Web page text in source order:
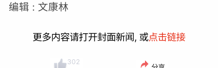
编辑 : 文康林
更多内容请打开封面新闻, 或点击链接
302